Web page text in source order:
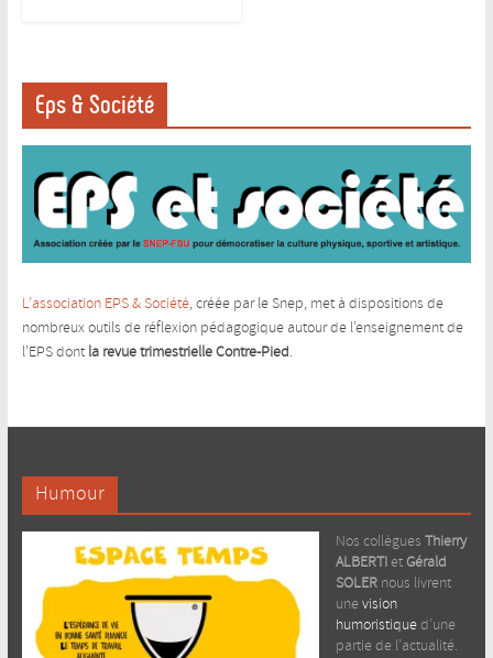
Eps & Société
L’association EPS & Société, créée par le Snep, met à dispositions de
nombreux outils de réflexion pédagogique autour de l’enseignement de
l’EPS dont la revue trimestrielle Contre-Pied.
Humour
Nos collègues Thierry
ALBERTIet Gérald
SOLER nous livrent
une vision
humoristiqued’une
partie de l’actualité.